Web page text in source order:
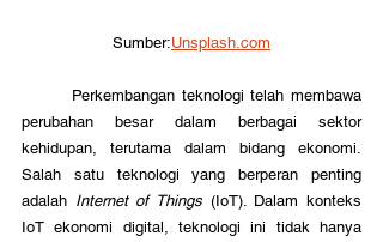
Sumber:Unsplash.com
perubahan besar dalam berbagai sektor
kehidupan, terutama dalam bidang ekonomi.
Salah satu teknologi yang berperan penting
adalah Internet of Things (IoT). Dalam konteks
IoT ekonomi digital, teknologi ini tidak hanya